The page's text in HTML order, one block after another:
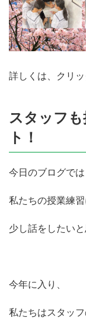
詳しくは、クリ
スタッフ
ト！
今日のブログでは
私たちの授業練
少し話をしたいと
今年に入り、
私たちはスタッ